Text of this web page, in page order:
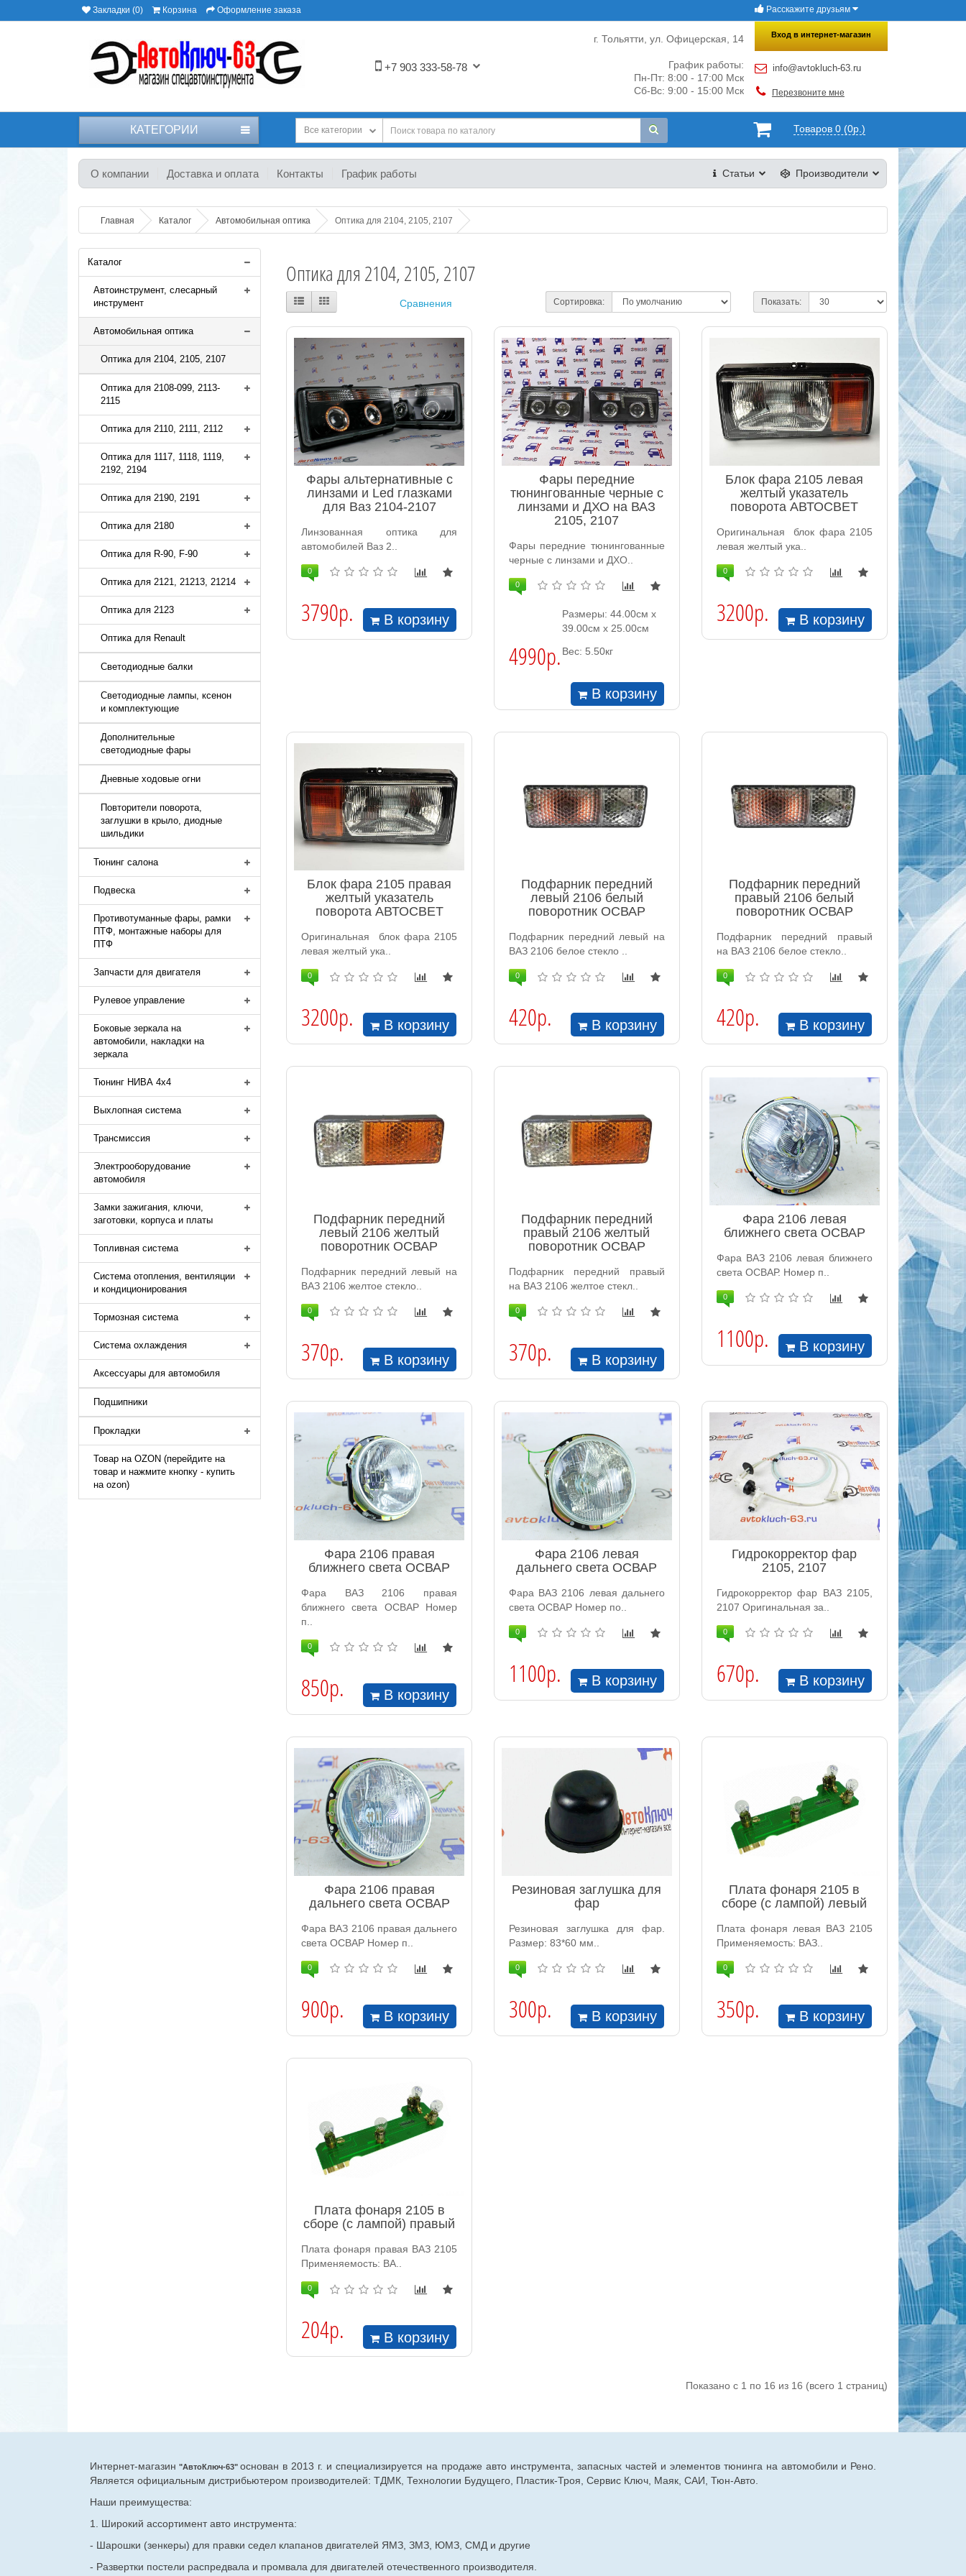
×
Закладки (0) Корзина Оформление заказа Расскажите друзьям
+7 903 333-58-78
Вход в интернет-магазин
info@avtokluch-63.ru
Перезвоните мне
г. Тольятти, ул. Офицерская, 14
График работы:
Пн-Пт: 8:00 - 17:00 Мск
Сб-Вс: 9:00 - 15:00 Мск
КАТЕГОРИИ Товаров 0 (0р.)
Все категории
О компании Доставка и оплата Контакты График работы Производители
Статьи
Главная Каталог Автомобильная оптика Оптика для 2104, 2105, 2107
Каталог
Автоинструмент, слесарный
инструмент
Автомобильная оптика
Оптика для 2104, 2105, 2107
Оптика для 2108-099, 2113-
2115
Оптика для 2110, 2111, 2112
Оптика для 1117, 1118, 1119,
2192, 2194
Оптика для 2190, 2191
Оптика для 2180
Оптика для R-90, F-90
Оптика для 2121, 21213, 21214
Оптика для 2123
Оптика для Renault
Светодиодные балки
Светодиодные лампы, ксенон
и комплектующие
Дополнительные
светодиодные фары
Дневные ходовые огни
Повторители поворота,
заглушки в крыло, диодные
шильдики
Тюнинг салона
Подвеска
Противотуманные фары, рамки
ПТФ, монтажные наборы для
ПТФ
Запчасти для двигателя
Рулевое управление
Боковые зеркала на
автомобили, накладки на
зеркала
Тюнинг НИВА 4х4
Выхлопная система
Трансмиссия
Электрооборудование
автомобиля
Замки зажигания, ключи,
заготовки, корпуса и платы
Топливная система
Система отопления, вентиляции
и кондиционирования
Тормозная система
Система охлаждения
Аксессуары для автомобиля
Подшипники
Прокладки
Товар на OZON (перейдите на
товар и нажмите кнопку - купить
на ozon)
Оптика для 2104, 2105, 2107
Сравнения Сортировка: Показать:
Фары альтернативные с
линзами и Led глазками
для Ваз 2104-2107
Линзованная оптика для
автомобилей Ваз 2..
0
3790р. В корзину
Фары передние
тюнингованные черные с
линзами и ДХО на ВАЗ
2105, 2107
Фары передние тюнингованные
черные с линзами и ДХО..
0
4990р.
Размеры: 44.00см x
39.00см x 25.00см
Вес: 5.50кг
В корзину
Блок фара 2105 левая
желтый указатель
поворота АВТОСВЕТ
Оригинальная блок фара 2105
левая желтый ука..
0
3200р. В корзину
Блок фара 2105 правая
желтый указатель
поворота АВТОСВЕТ
Оригинальная блок фара 2105
левая желтый ука..
0
3200р. В корзину
Подфарник передний
левый 2106 белый
поворотник ОСВАР
Подфарник передний левый на
ВАЗ 2106 белое стекло ..
0
420р. В корзину
Подфарник передний
правый 2106 белый
поворотник ОСВАР
Подфарник передний правый
на ВАЗ 2106 белое стекло..
0
420р. В корзину
Подфарник передний
левый 2106 желтый
поворотник ОСВАР
Подфарник передний левый на
ВАЗ 2106 желтое стекло..
0
370р. В корзину
Подфарник передний
правый 2106 желтый
поворотник ОСВАР
Подфарник передний правый
на ВАЗ 2106 желтое стекл..
0
370р. В корзину
Фара 2106 левая
ближнего света ОСВАР
Фара ВАЗ 2106 левая ближнего
света ОСВАР. Номер п..
0
1100р. В корзину
Фара 2106 правая
ближнего света ОСВАР
Фара ВАЗ 2106 правая
ближнего света ОСВАР Номер
п..
0
850р. В корзину
Фара 2106 левая
дальнего света ОСВАР
Фара ВАЗ 2106 левая дальнего
света ОСВАР Номер по..
0
1100р. В корзину
Гидрокорректор фар
2105, 2107
Гидрокорректор фар ВАЗ 2105,
2107 Оригинальная за..
0
670р. В корзину
Фара 2106 правая
дальнего света ОСВАР
Фара ВАЗ 2106 правая дальнего
света ОСВАР Номер п..
0
900р. В корзину
Резиновая заглушка для
фар
Резиновая заглушка для фар.
Размер: 83*60 мм..
0
300р. В корзину
Плата фонаря 2105 в
сборе (с лампой) левый
Плата фонаря левая ВАЗ 2105
Применяемость: ВАЗ..
0
350р. В корзину
Плата фонаря 2105 в
сборе (с лампой) правый
Плата фонаря правая ВАЗ 2105
Применяемость: ВА..
0
204р. В корзину
Показано с 1 по 16 из 16 (всего 1 страниц)
Интернет-магазин "АвтоКлюч-63"основан в 2013 г. и специализируется на продаже авто инструмента, запасных частей и элементов тюнинга на автомобили и Рено.
Является официальным дистрибьютером производителей: ТДМК, Технологии Будущего, Пластик-Троя, Сервис Ключ, Маяк, САИ, Тюн-Авто.
Наши преимущества:
1. Широкий ассортимент авто инструмента:
- Шарошки (зенкеры) для правки седел клапанов двигателей ЯМЗ, ЗМЗ, ЮМЗ, СМД и другие
- Развертки постели распредвала и промвала для двигателей отечественного производителя.